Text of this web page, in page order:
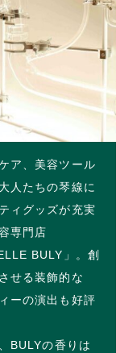
ア、美容ツール
人たちの琴線に
ィグッズが充実
専門店
BULY」。創
せる装飾的な
ーの演出も好評
BULYの香りは